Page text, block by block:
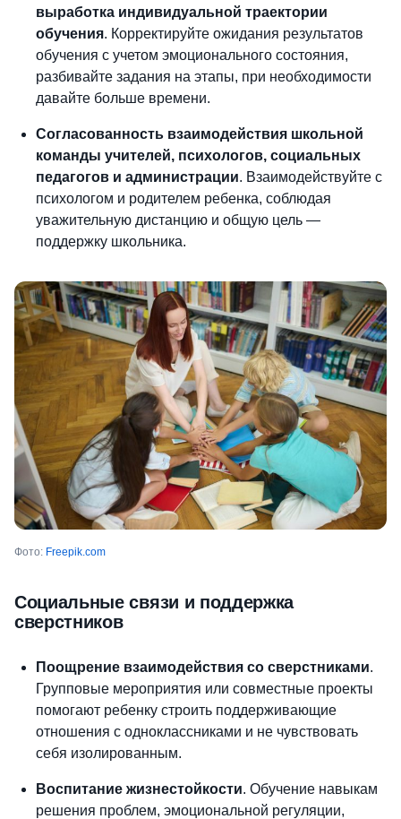
выработка индивидуальной траектории
обучения. Корректируйте ожидания результатов
обучения с учетом эмоционального состояния,
разбивайте задания на этапы, при необходимости
давайте больше времени.
Согласованность взаимодействия школьной
команды учителей, психологов, социальных
педагогов и администрации. Взаимодействуйте с
психологом и родителем ребенка, соблюдая
уважительную дистанцию и общую цель —
поддержку школьника.
Фото: Freepik.com
Социальные связи и поддержка
сверстников
Поощрение взаимодействия со сверстниками.
Групповые мероприятия или совместные проекты
помогают ребенку строить поддерживающие
отношения с одноклассниками и не чувствовать
себя изолированным.
Воспитание жизнестойкости. Обучение навыкам
решения проблем, эмоциональной регуляции,